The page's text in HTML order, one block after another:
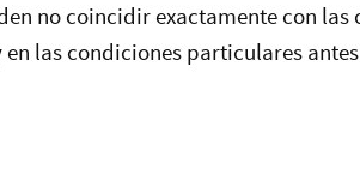
no coincidir exactamente con
las condiciones particulares